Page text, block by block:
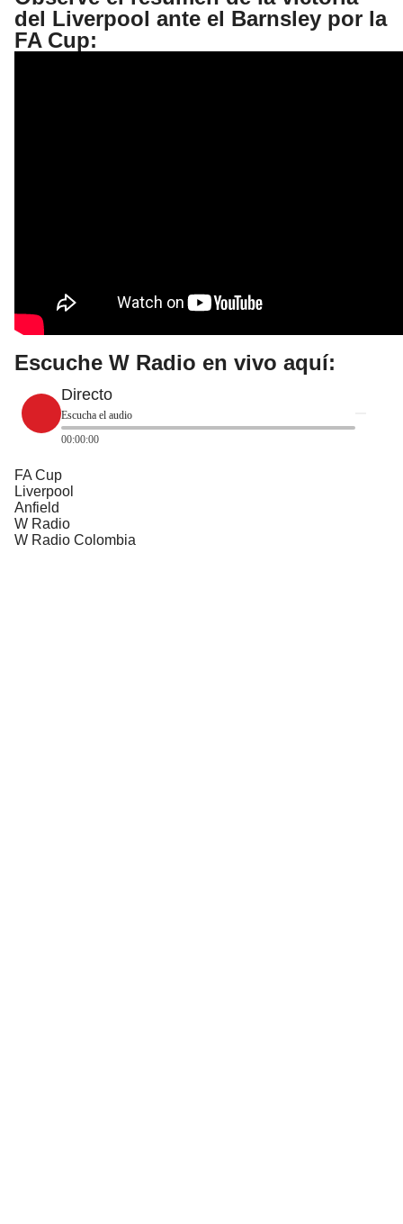
del Liverpool ante el Barnsley por la
FA Cup:
Escuche W Radio en vivo aquí:
Directo
Escucha el audio
00:00:00
FA Cup
Liverpool
Anfield
W Radio
W Radio Colombia